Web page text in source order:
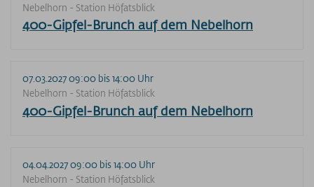
Nebelhorn - Station Höfatsblick
400-Gipfel-Brunch auf dem Nebelhorn
07.03.2027 09:00 bis 14:00 Uhr
Nebelhorn - Station Höfatsblick
400-Gipfel-Brunch auf dem Nebelhorn
04.04.2027 09:00 bis 14:00 Uhr
Nebelhorn - Station Höfatsblick